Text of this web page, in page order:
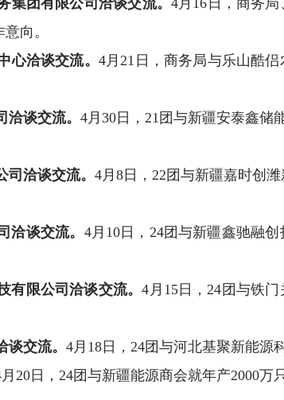
集团有限公司洽谈交流。 4月 16 日，商务局
向。
心洽谈交流。 4月21 日，商务局与乐山酷侣
洽谈交流。4月30 日，21 团与新疆安泰鑫储
司洽谈交流。4月8 日 ，22 团与新疆嘉时创
洽谈交流。 4月 10日， 24团与新疆鑫驰融
有限公司洽谈交流。4 月 15日，24 团与铁
谈交流。4月 18 日，24团与河北基聚新能源
月20 日，24团与新疆能源商会就年产2000万